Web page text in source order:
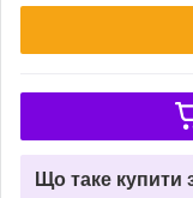
Що таке купити